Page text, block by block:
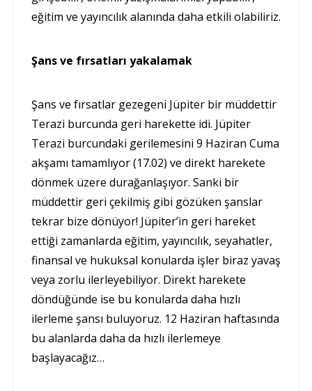
eğitim ve yayıncılık alanında daha etkili olabiliriz.
Şans ve fırsatları yakalamak
Şans ve fırsatlar gezegeni Jüpiter bir müddettir
Terazi burcunda geri harekette idi. Jüpiter
Terazi burcundaki gerilemesini 9 Haziran Cuma
akşamı tamamlıyor (17.02) ve direkt harekete
dönmek üzere durağanlaşıyor. Sanki bir
müddettir geri çekilmiş gibi gözüken şanslar
tekrar bize dönüyor! Jüpiter’in geri hareket
ettiği zamanlarda eğitim, yayıncılık, seyahatler,
finansal ve hukuksal konularda işler biraz yavaş
veya zorlu ilerleyebiliyor. Direkt harekete
döndüğünde ise bu konularda daha hızlı
ilerleme şansı buluyoruz. 12 Haziran haftasında
bu alanlarda daha da hızlı ilerlemeye
başlayacağız…